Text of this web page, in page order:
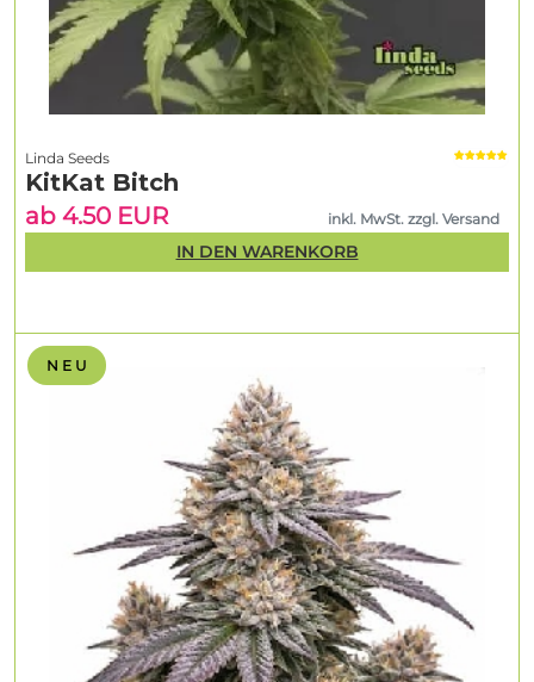
N E U
Linda Seeds
KitKat Bitch
ab 4.50 EUR
inkl. MwSt. zzgl. Versand
IN DEN WARENKORB